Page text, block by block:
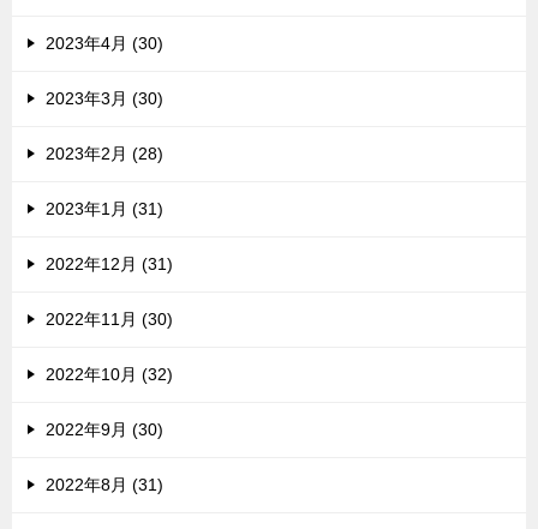
2023年4月 (30)
2023年3月 (30)
2023年2月 (28)
2023年1月 (31)
2022年12月 (31)
2022年11月 (30)
2022年10月 (32)
2022年9月 (30)
2022年8月 (31)